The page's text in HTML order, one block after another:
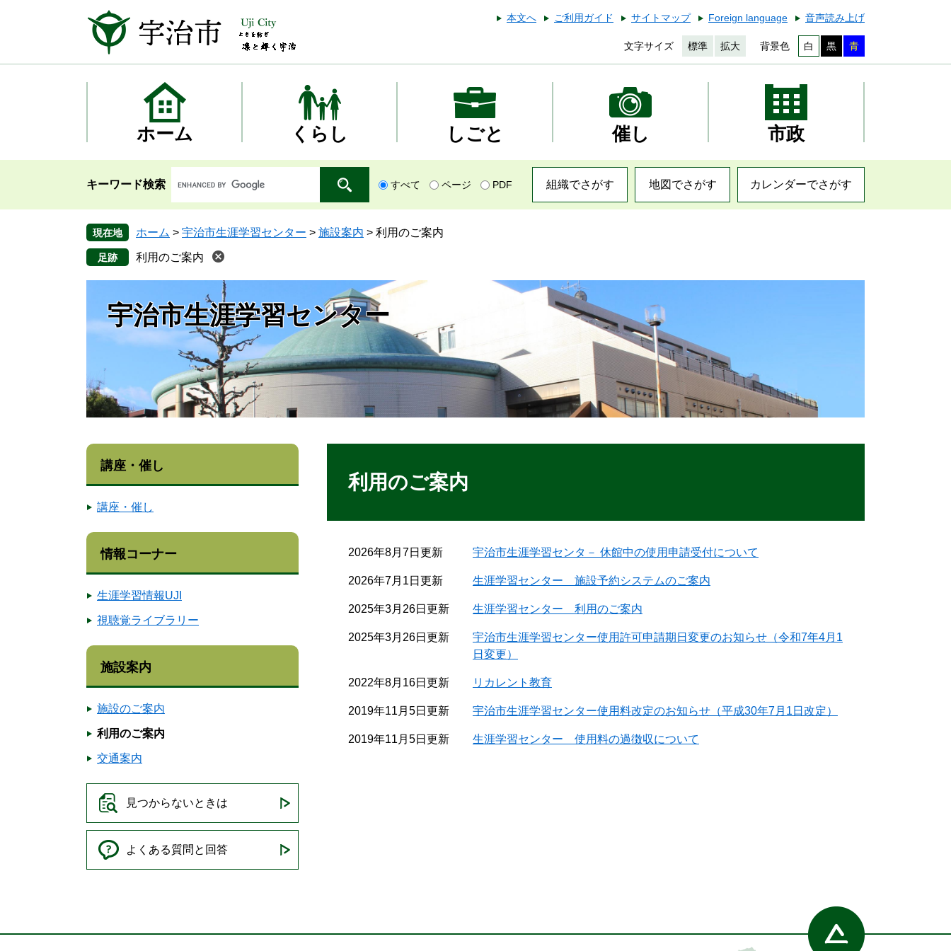
本
本文へ ご利用ガイド サイトマップ Foreign language 音声読み上げ
文字サイズ 標準 拡大 背景色 白 黒 青
ホーム くらし しごと 催し 市政
キーワード検索 すべて ページ PDF 組織でさがす 地図でさがす カレンダーでさがす
現在地 ホーム > 宇治市生涯学習センター > 施設案内 > 利用のご案内
利用のご案内
宇治市生涯学習センター
利用のご案内
2026年8月7日更新 宇治市生涯学習センタ－ 休館中の使用申請受付について
2026年7月1日更新 生涯学習センター 施設予約システムのご案内
2025年3月26日更新 生涯学習センター 利用のご案内
2025年3月26日更新
宇治市生涯学習センター使用許可申請期日変更のお知らせ（令和7年4月1
日変更）
2022年8月16日更新 リカレント教育
2019年11月5日更新 宇治市生涯学習センター使用料改定のお知らせ（平成30年7月1日改定）
2019年11月5日更新 生涯学習センター 使用料の過徴収について
講座・催し
講座・催し
情報コーナー
生涯学習情報UJI
視聴覚ライブラリー
施設案内
施設のご案内
利用のご案内
交通案内
見つからないときは
よくある質問と回答